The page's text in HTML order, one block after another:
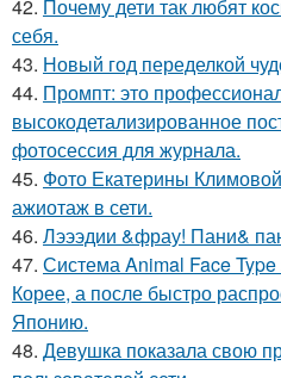
42. Почему дети так любят
себя.
43. Новый год переделкой
44. Промпт: это
высокодетализированное
фотосессия для журнала.
45. Фото Екатерины
ажиотаж в сети.
46. Лэээдии &фрау! Пани&
47. Система Animal Face
Корее, а после быстро
Японию.
48. Девушка показала свою